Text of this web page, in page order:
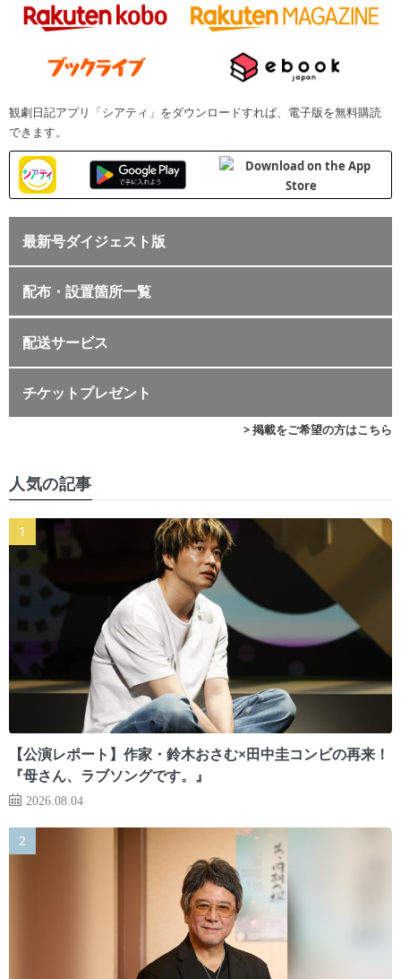
観劇日記アプリ「シアティ」をダウンロードすれば、電子版を無料購読
できます。
最新号ダイジェスト版
配布・設置箇所一覧
配送サービス
チケットプレゼント
> 掲載をご希望の方はこちら
人気の記事
【公演レポート】作家・鈴木おさむ×田中圭コンビの再来！
『母さん、ラブソングです。』
2026.08.04